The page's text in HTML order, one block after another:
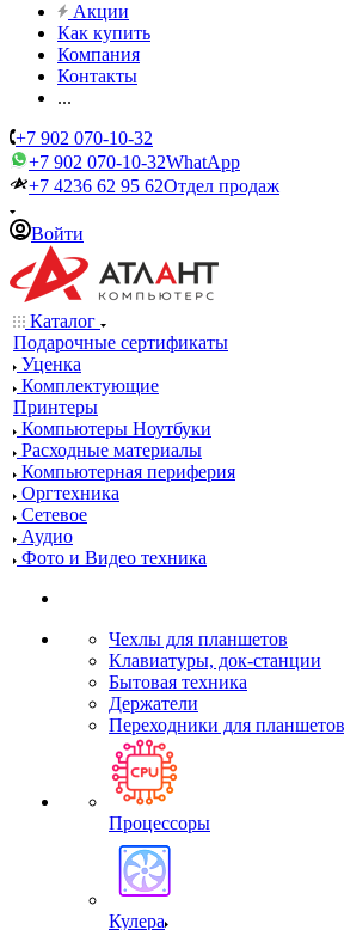
Акции
Как купить
Компания
Контакты
...
+7 902 070-10-32
+7 902 070-10-32WhatApp
+7 4236 62 95 62Отдел продаж
Войти
Каталог
Подарочные сертификаты
Уценка
Комплектующие
Принтеры
Компьютеры Ноутбуки
Расходные материалы
Компьютерная периферия
Оргтехника
Сетевое
Аудио
Фото и Видео техника
Чехлы для планшетов
Клавиатуры, док-станции
Бытовая техника
Держатели
Переходники для
Процессоры
Кулера